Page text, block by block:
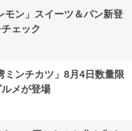
モン」スイーツ＆パン新登
ェック
ミンチカツ」8月4日数量限
メが登場